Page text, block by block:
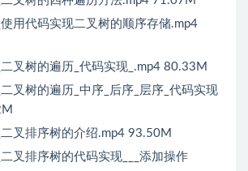
用代码实现二叉树的顺序存储.mp4
叉树的遍历_代码实现_.mp4 80.33M
叉树的遍历_中序_后序_层序_代码实现
叉排序树的介绍.mp4 93.50M
叉排序树的代码实现___添加操作